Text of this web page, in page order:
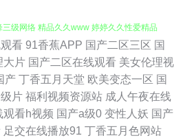
二区三区 中日韩传媒一区 草莓视频在线免
级网络 精品久久www 婷婷久久性爱精品
锋av黄色电影 超碰人人97青青 日韩欧美
看 91香蕉APP 国产二区三区 国
大片 国产二区在线观看 美女伦理视
产 丁香五月天堂 欧美变态一区 国
片 福利视频资源站 成人午夜在线
观看h视频 国产a级0 变性人妖 国产
足交在线播放91 丁香五月色网站